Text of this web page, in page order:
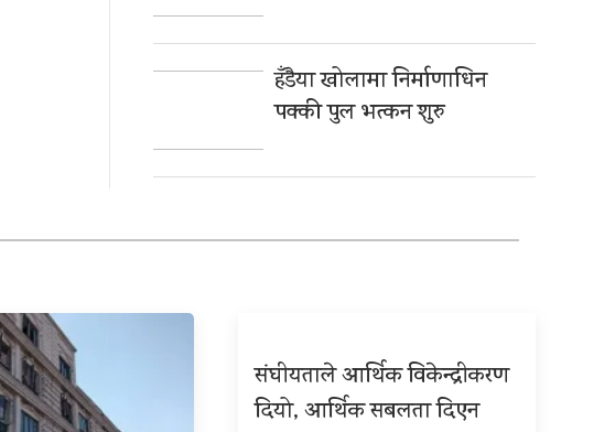
हँडैया खोलामा निर्माणाधिन
पक्की पुल भत्कन शुरु
संघीयताले आर्थिक विकेन्द्रीकरण
दियो, आर्थिक सबलता दिएन